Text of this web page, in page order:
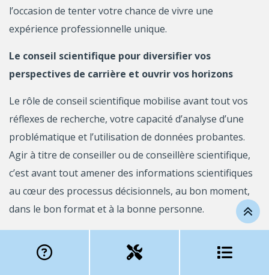
l’occasion de tenter votre chance de vivre une
expérience professionnelle unique.
Le conseil scientifique pour diversifier vos
perspectives de carrière et ouvrir vos horizons
Le rôle de conseil scientifique mobilise avant tout vos
réflexes de recherche, votre capacité d’analyse d’une
problématique et l’utilisation de données probantes.
Agir à titre de conseiller ou de conseillère scientifique,
c’est avant tout amener des informations scientifiques
au cœur des processus décisionnels, au bon moment,
dans le bon format et à la bonne personne.
expérience dont vous bénéficierez pendant toute votre